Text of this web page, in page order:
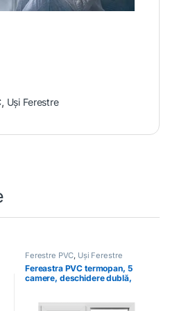
, Uși Ferestre
Ferestre PVC, Uși Ferestre
Fereastra PVC termopan, 5
camere, deschidere dublă,